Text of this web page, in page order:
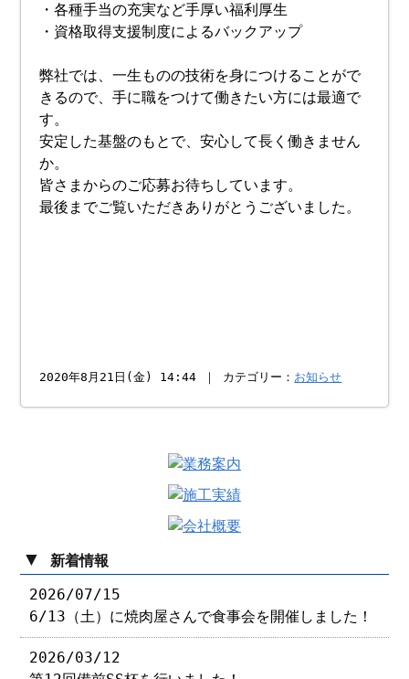
・各種手当の充実など手厚い福利厚生
・資格取得支援制度によるバックアップ
弊社では、一生ものの技術を身につけることがで
きるので、手に職をつけて働きたい方には最適で
す。
安定した基盤のもとで、安心して長く働きません
か。
皆さまからのご応募お待ちしています。
最後までご覧いただきありがとうございました。
2020年8月21日(金) 14:44 ｜ カテゴリー： お知らせ
▼ 新着情報
2026/07/15
6/13（土）に焼肉屋さんで食事会を開催しました！
2026/03/12